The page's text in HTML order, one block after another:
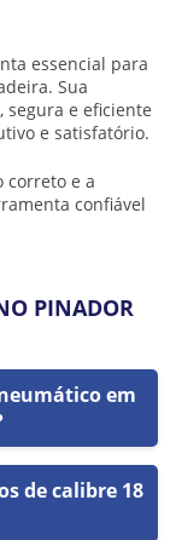
essencial para
Sua
segura e eficiente
e satisfatório.
correto e a
confiável
PINADOR
em
de calibre 18